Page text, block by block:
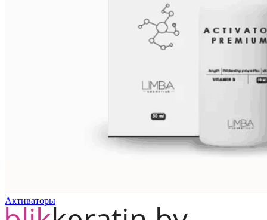
Активаторы